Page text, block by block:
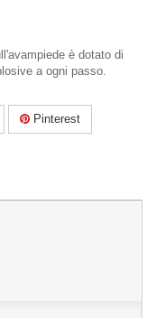
è dotato di
a ogni passo.
Pinterest